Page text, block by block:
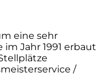
eine sehr
Jahr 1991 erbaut
/